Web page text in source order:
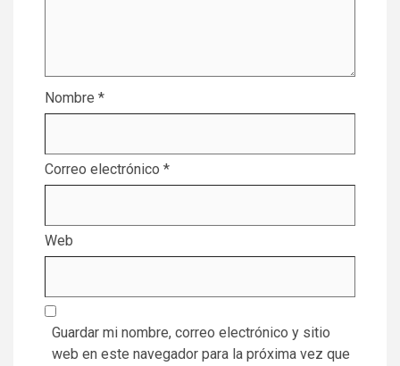
Nombre *
Correo electrónico *
Web
Guardar mi nombre, correo electrónico y sitio
web en este navegador para la próxima vez que